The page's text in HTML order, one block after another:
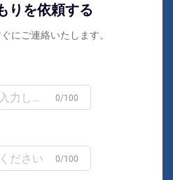
りを依頼する
にご連絡いたします。
0/100
0/100